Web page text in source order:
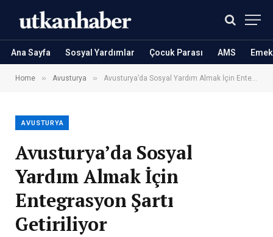
Ana Sayfa Sosyal Yardımlar Çocuk Parası AMS
Home » Avusturya » Avusturya’da Sosyal Yardım Almak İçin Entegrasyon Şartı Getiriliyor
AVUSTURYA
Avusturya’da Sosyal
Yardım Almak İçin
Entegrasyon Şartı
Getiriliyor